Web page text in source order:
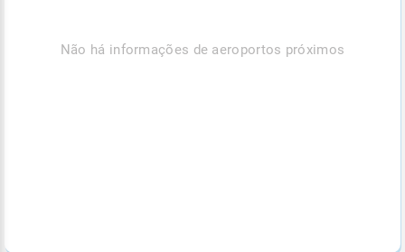
Não há informações de aeroportos próximos